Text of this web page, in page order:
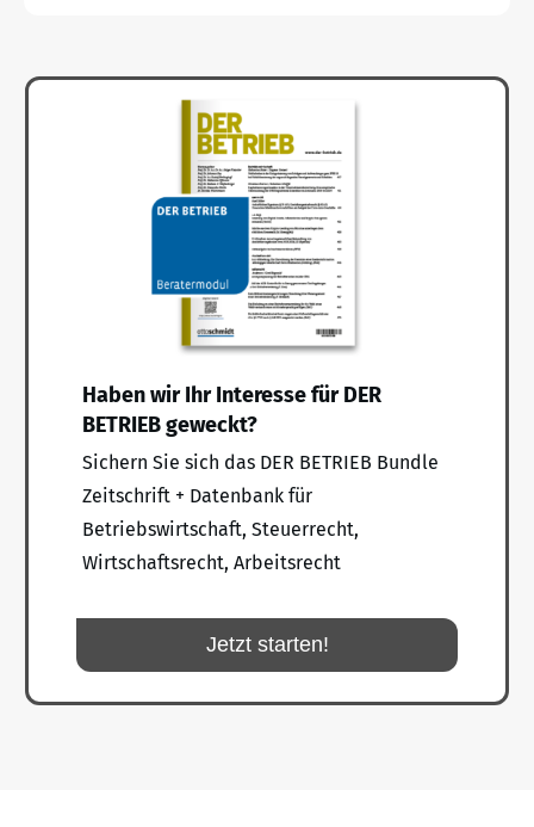
Haben wir Ihr Interesse für DER
BETRIEB geweckt?
Sichern Sie sich das DER BETRIEB Bundle
Zeitschrift + Datenbank für
Betriebswirtschaft, Steuerrecht,
Wirtschaftsrecht, Arbeitsrecht
Jetzt starten!